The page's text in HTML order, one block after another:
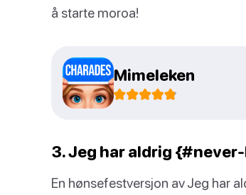
å starte moroa!
Mimeleken
3. Jeg har aldrig {#never-
En hønsefestversjon av Jeg har